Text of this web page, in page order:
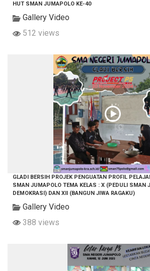
HUT SMAN JUMAPOLO KE-40
Gallery Video
512 views
GLADI BERSIH PROJEK PENGUATAN PROFIL
SMAN JUMAPOLO TEMA KELAS : X (PEDULI SMAN
DEMOKRASI) DAN XII (BANGUN JIWA RAGAKU)
Gallery Video
388 views